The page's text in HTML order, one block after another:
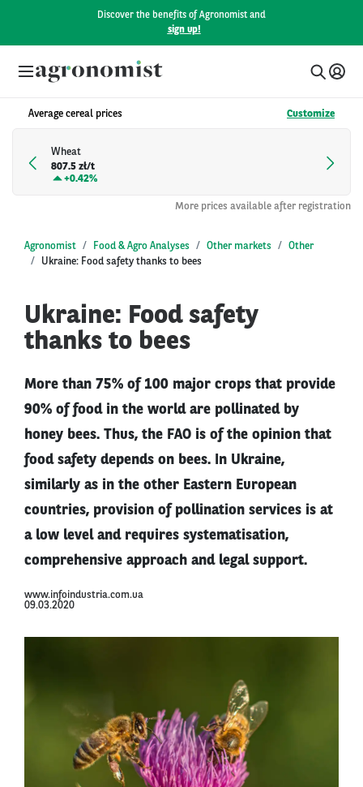
Discover the benefits of Agronomist and
sign up!
Average cereal prices Customize
Wheat
807.5 zł/t
+0.42%
More prices available after registration
Agronomist Food & Agro Analyses Other markets
Other
Ukraine: Food safety thanks to bees
Ukraine: Food safety
thanks to bees
More than 75% of 100 major crops that provide
90% of food in the world are pollinated by
honey bees. Thus, the FAO is of the opinion that
food safety depends on bees. In Ukraine,
similarly as in the other Eastern European
countries, provision of pollination services is at
a low level and requires systematisation,
comprehensive approach and legal support.
www.infoindustria.com.ua
09.03.2020